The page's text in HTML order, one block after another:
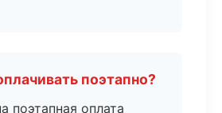
поэтапно?
поэтапная оплата